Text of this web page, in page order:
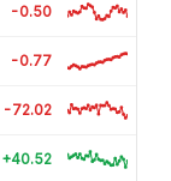
-0.50
-0.77
-72.02
+40.52